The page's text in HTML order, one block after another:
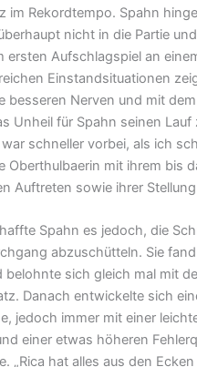
im Rekordtempo. Spahn
nicht in die Partie
ersten Aufschlagspiel an
Einstandsituationen
besseren Nerven und mit
Unheil für Spahn seinen Lauf
schneller vorbei, als ich
Oberthulbaerin mit ihrem bis
Auftreten sowie ihrer Stellung
Spahn es jedoch, die
abzuschütteln. Sie
belohnte sich gleich mal mit
Danach entwickelte sich
jedoch immer mit einer
einer etwas höheren
„Rica hat alles aus den